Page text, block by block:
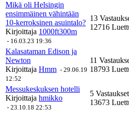
Mikä oli Helsingin
ensimmäinen vähintään
10-kerroksinen asuintalo?
Kirjoittaja 1000ft300m
- 16.03.23 19:36
13
12716
Kalasataman Edison ja
Newton
Kirjoittaja Hmm - 29.06.19
12:52
11
18793
Messukeskuksen hotelli
Kirjoittaja hmikko
- 23.10.18 22:53
5 Vastaukset
13673